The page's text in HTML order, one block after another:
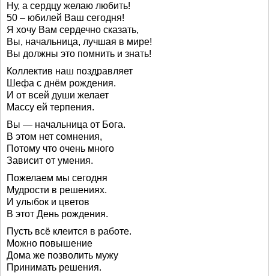
Ну, а сердцу желаю любить!
50 – юбилей Ваш сегодня!
Я хочу Вам сердечно сказать,
Вы, начальница, лучшая в мире!
Вы должны это помнить и знать!
Коллектив наш поздравляет
Шефа с днём рождения.
И от всей души желает
Массу ей терпения.
Вы — начальница от Бога.
В этом нет сомнения,
Потому что очень много
Зависит от умения.
Пожелаем мы сегодня
Мудрости в решениях.
И улыбок и цветов
В этот День рождения.
Пусть всё клеится в работе.
Можно повышение
Дома же позволить мужу
Принимать решения.